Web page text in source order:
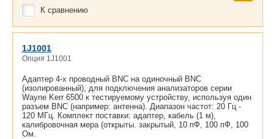
К сравнению
1J1001
Опция 1J1001
Адаптер 4-х проводный BNC на одиночный BNC
(изолированный), для подключения анализаторов серии
Wayne Kerr 6500 к тестируемому устройству, используя один
разъем BNC (например: антенна). Диапазон частот: 20 Гц -
120 МГц. Комплект поставки: адаптер, кабель (1 м),
калибровочная мера (открыты. закрытый, 10 пФ, 100 пФ, 100
Ом.